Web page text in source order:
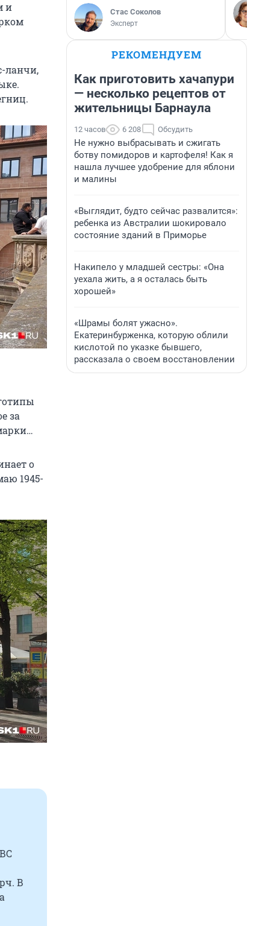
и
ланчи,
за
о
1945-
В
Стас Соколов
Эксперт
РЕКОМЕНДУЕМ
Как приготовить хачапури
— несколько рецептов от
жительницы Барнаула
12 часов 6 208 Обсудить
Не нужно выбрасывать и сжигать
ботву помидоров и картофеля! Как я
нашла лучшее удобрение для яблони
и малины
«Выглядит, будто сейчас развалится»:
ребенка из Австралии шокировало
состояние зданий в Приморье
Накипело у младшей сестры: «Она
уехала жить, а я осталась быть
хорошей»
«Шрамы болят ужасно».
Екатеринбурженка, которую облили
кислотой по указке бывшего,
рассказала о своем восстановлении